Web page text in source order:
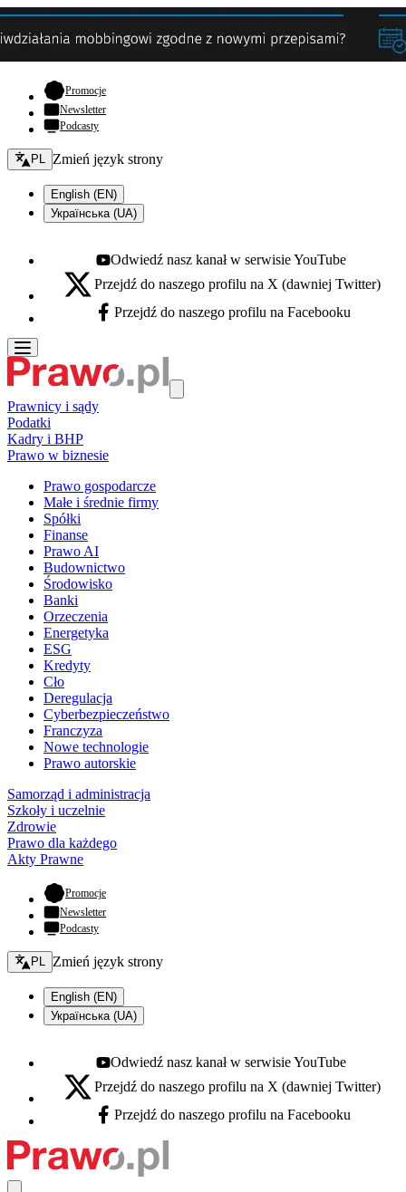
Promocje- otwiera się w nowej karcie
Newsletter
Podcasty
Zmień język - bieżący:
PL Zmień język strony
English (EN)
Українська (UA)
Youtube - otwiera się w nowej karcie
Odwiedź nasz kanał w serwisie YouTube
X - otwiera się w nowej karcie
Przejdź do naszego profilu na X (dawniej Twitter)
Facebook - otwiera się w nowej karcie
Przejdź do naszego profilu na Facebooku
Prawnicy i sądy
Podatki
Kadry i BHP
Prawo w biznesie
Prawo gospodarcze
Małe i średnie firmy
Spółki
Finanse
Prawo AI
Budownictwo
Środowisko
Banki
Orzeczenia
Energetyka
ESG
Kredyty
Cło
Deregulacja
Cyberbezpieczeństwo
Franczyza
Nowe technologie
Prawo autorskie
Samorząd i administracja
Szkoły i uczelnie
Zdrowie
Prawo dla każdego
Akty Prawne
Promocje- otwiera się w nowej karcie
Newsletter
Podcasty
Zmień język - bieżący:
PL Zmień język strony
English (EN)
Українська (UA)
Youtube - otwiera się w nowej karcie
Odwiedź nasz kanał w serwisie YouTube
X - otwiera się w nowej karcie
Przejdź do naszego profilu na X (dawniej Twitter)
Facebook - otwiera się w nowej karcie
Przejdź do naszego profilu na Facebooku